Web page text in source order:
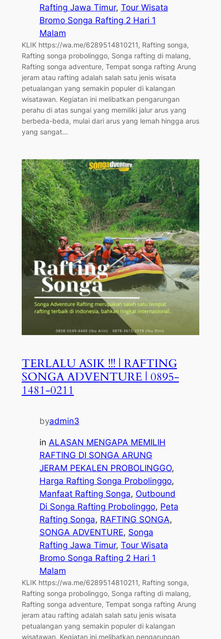
Rafting Jawa Timur, Tour Wisata
Bromo Songa Rafting 2 Hari 1
Malam
KLIK https://wa.me/6289514810211, Rafting songa,
Rafting songa probolinggo, Songa rafting di malang,
Rafting songa adventure, Tempat songa rafting Arung
jeram atau rafting adalah salah satu jenis wisata
petualangan yang semakin populer di kalangan
wisatawan. Kegiatan ini melibatkan pengarungan
perahu di atas sungai yang memiliki jalur arus yang
berbeda-beda, mulai dari arus yang lemah hingga arus
yang sangat…
TERLALU ASIK !!! | RAFTING
SONGA ADVENTURE | 0895-
1481-0211
byadmin3
in ALASAN MENGAPA MEMILIH
RAFTING DI SONGA ARUNG
JERAM PEKALEN PROBOLINGGO
Harga Rafting Songa Probolinggo
Manfaat Rafting Songa, Outbound
Di Songa Rafting Probolinggo, Peta
Rafting Songa, RAFTING SONGA
SONGA ADVENTURE, Songa
Rafting Jawa Timur, Tour Wisata
Bromo Songa Rafting 2 Hari 1
Malam
KLIK https://wa.me/6289514810211, Rafting songa,
Rafting songa probolinggo, Songa rafting di malang,
Rafting songa adventure, Tempat songa rafting Arung
jeram atau rafting adalah salah satu jenis wisata
petualangan yang semakin populer di kalangan
wisatawan. Kegiatan ini melibatkan pengarungan